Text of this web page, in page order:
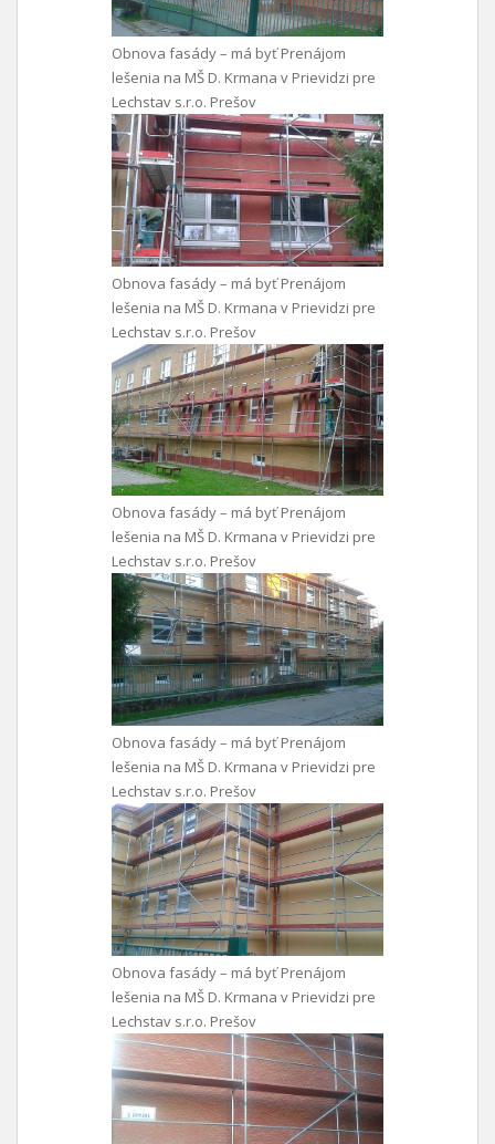
Obnova fasády – má byť Prenájom
lešenia na MŠ D. Krmana v Prievidzi pre
Lechstav s.r.o. Prešov
Obnova fasády – má byť Prenájom
lešenia na MŠ D. Krmana v Prievidzi pre
Lechstav s.r.o. Prešov
Obnova fasády – má byť Prenájom
lešenia na MŠ D. Krmana v Prievidzi pre
Lechstav s.r.o. Prešov
Obnova fasády – má byť Prenájom
lešenia na MŠ D. Krmana v Prievidzi pre
Lechstav s.r.o. Prešov
Obnova fasády – má byť Prenájom
lešenia na MŠ D. Krmana v Prievidzi pre
Lechstav s.r.o. Prešov